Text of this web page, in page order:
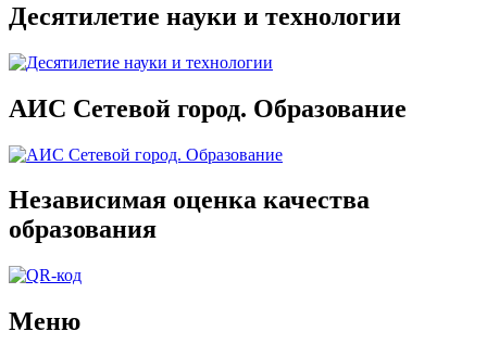
Десятилетие науки и технологии
АИС Сетевой город. Образование
Независимая оценка качества
образования
Меню